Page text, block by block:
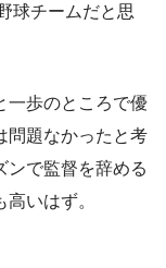
球チームだと思
一歩のところで優
問題なかったと考
ンで監督を辞める
いはず。